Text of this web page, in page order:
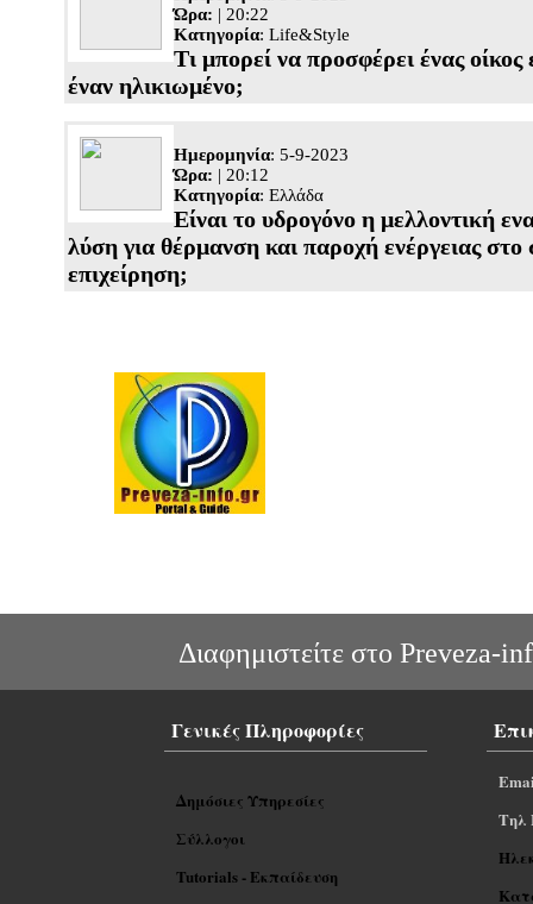
Ώρα: | 20:22
Κατηγορία: Life&Style
Τι μπορεί να προσφέρει ένας οίκος
έναν ηλικιωμένο;
Ημερομηνία: 5-9-2023
Ώρα: | 20:12
Κατηγορία: Ελλάδα
Είναι το υδρογόνο η μελλοντική
λύση για θέρμανση και παροχή ενέργειας στο
επιχείρηση;
Διαφημιστείτε στο Preveza-
Γενικές Πληροφορίες
Δημόσιες Υπηρεσίες
Σύλλογοι
Tutorials - Εκπαίδευση
Tηλ